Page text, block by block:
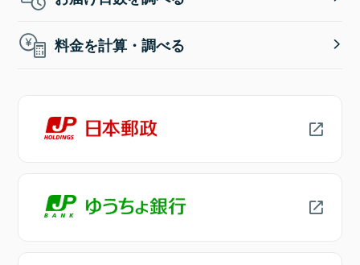
料金を計算・調べる